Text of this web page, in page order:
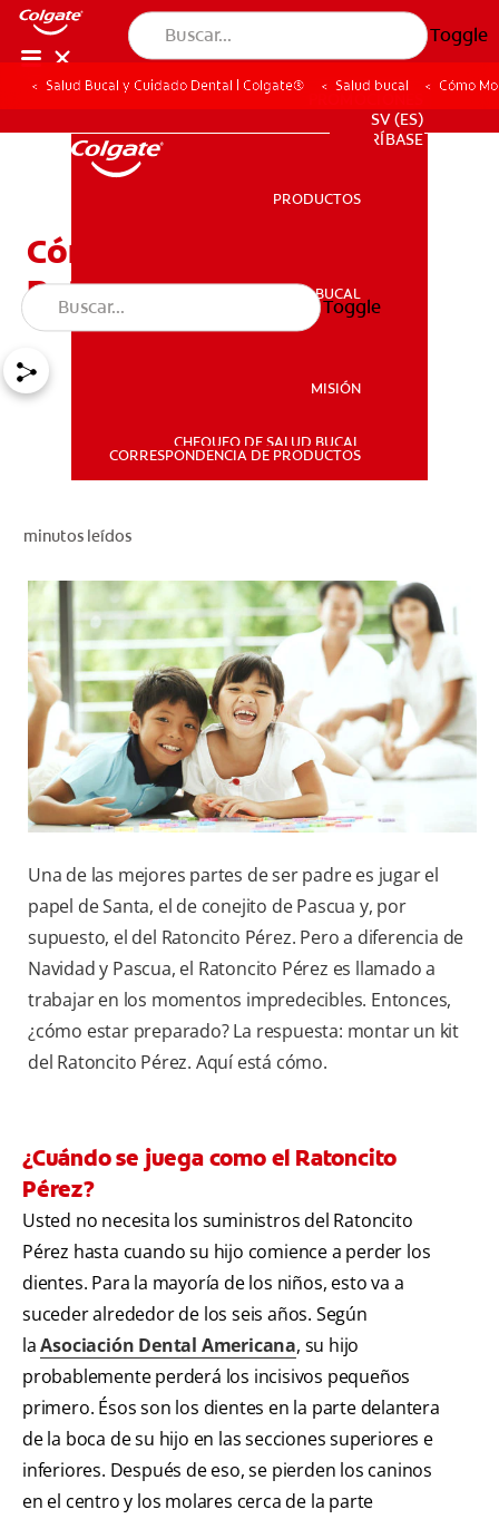
Toggle
SALUD BUCAL
PROMOCIONES
SV (ES)
SUSCRÍBASE
SV (ES)
SUSCRÍBASE
PRODUCTOS
SALUD BUCAL
MISIÓN
CHEQUEO DE SALUD BUCAL
CORRESPONDENCIA DE PRODUCTOS
Toggle
Salud Bucal y Cuidado Dental | Colgate® Salud bucal Cómo
Cómo Montar Un Kit Del
Ratoncito Pérez
minutos leídos
Una de las mejores partes de ser padre es jugar el
papel de Santa, el de conejito de Pascua y, por
supuesto, el del Ratoncito Pérez. Pero a diferencia de
Navidad y Pascua, el Ratoncito Pérez es llamado a
trabajar en los momentos impredecibles. Entonces,
¿cómo estar preparado? La respuesta: montar un kit
del Ratoncito Pérez. Aquí está cómo.
¿Cuándo se juega como el Ratoncito
Pérez?
Usted no necesita los suministros del Ratoncito
Pérez hasta cuando su hijo comience a perder los
dientes. Para la mayoría de los niños, esto va a
suceder alrededor de los seis años. Según
laAsociación Dental Americana, su hijo
probablemente perderá los incisivos pequeños
primero. Ésos son los dientes en la parte delantera
de la boca de su hijo en las secciones superiores e
inferiores. Después de eso, se pierden los caninos
en el centro y los molares cerca de la parte